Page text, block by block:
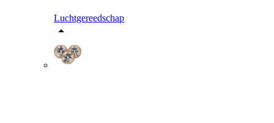
Luchtgereedschap